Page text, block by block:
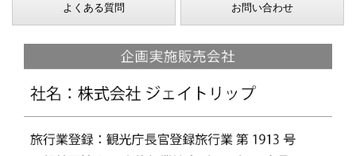
よくある質問 お問い合わせ